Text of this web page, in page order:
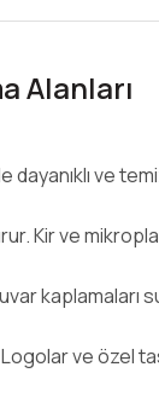
Alanları
ve
Kir ve
kaplamaları
ve özel